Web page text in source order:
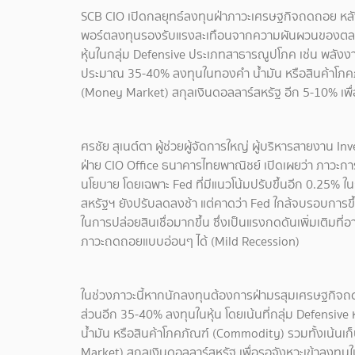
SCB CIO เปิดกลยุทธ์ลงทุนฝ่าภาวะเศรษฐกิจถดถอย
พอร์ตลงทุนรองรับแรงสะเทือนจากความผันผวนของ
หุ้นในกลุ่ม Defensive ประเภทสาธารณูปโภค เช่น พลัง
ประมาณ 35-40% ลงทุนในทองคำ น้ำมัน หรือสินค้าโภ
(Money Market) สกุลเงินดอลลาร์สหรัฐ อีก 5-10% เ
ศรชัย สุเนต์ตา ผู้ช่วยผู้จัดการใหญ่ ผู้บริหารสายงาน
ฝ่าย CIO Office ธนาคารไทยพาณิชย์ เปิดเผยว่า ภาว
นโยบาย โดยเฉพาะ Fed ที่มีแนวโน้มปรับขึ้นอีก 0.25%
สหรัฐฯ ยังปรับลดลงช้า แต่คาดว่า Fed ใกล้จบรอบกา
ในการปล่อยสินเชื่อมากขึ้น ซึ่งเป็นแรงกดดันเพิ่มเติมที่อ
ภาวะถดถอยแบบอ่อนๆ ได้ (Mild Recession)
ในช่วงภาวะนี้หากนักลงทุนต้องการฝ่ามรสุมเศรษฐกิจ
ส่วนอีก 35-40% ลงทุนในหุ้น โดยเน้นที่กลุ่ม
น้ำมัน หรือสินค้าโภคภัณฑ์ (Commodity) รวมทั้งเน้นเ